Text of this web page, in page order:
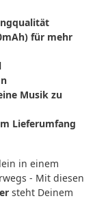
für mehr
Musik zu
Lieferumfang
in einem
- Mit diesen
steht Deinem